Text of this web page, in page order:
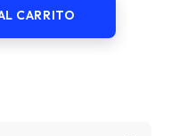
CARRITO